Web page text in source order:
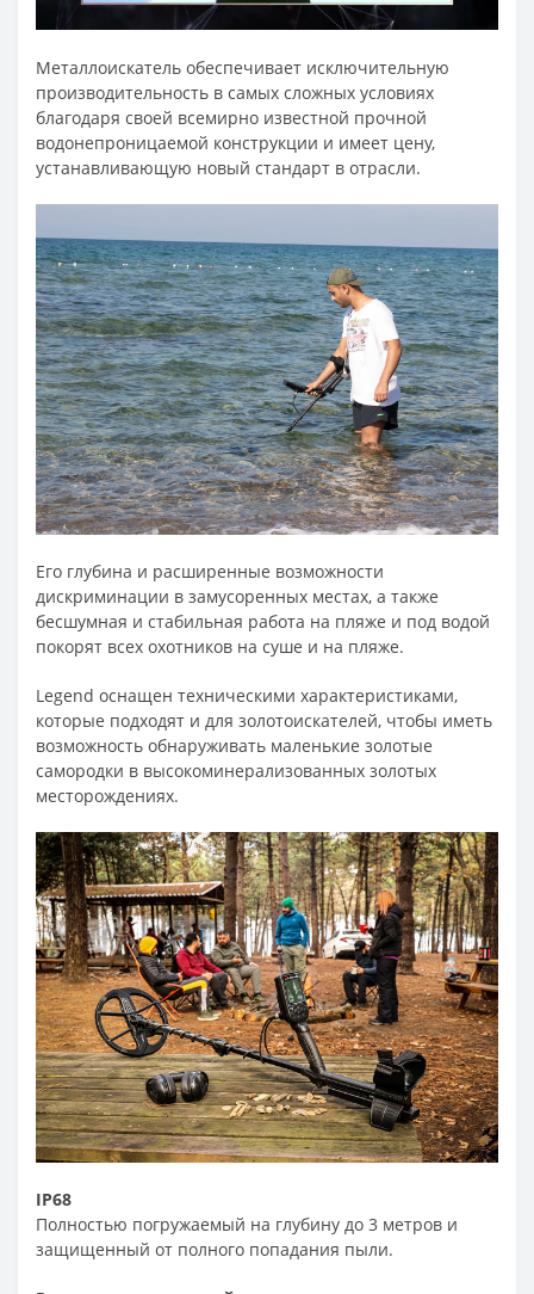
Металлоискатель обеспечивает исключительную
производительность в самых сложных условиях
благодаря своей всемирно известной прочной
водонепроницаемой конструкции и имеет цену,
устанавливающую новый стандарт в отрасли.
Его глубина и расширенные возможности
дискриминации в замусоренных местах, а также
бесшумная и стабильная работа на пляже и под водой
покорят всех охотников на суше и на пляже.
Legend оснащен техническими характеристиками,
которые подходят и для золотоискателей, чтобы иметь
возможность обнаруживать маленькие золотые
самородки в высокоминерализованных золотых
месторождениях.
IP68
Полностью погружаемый на глубину до 3 метров и
защищенный от полного попадания пыли.